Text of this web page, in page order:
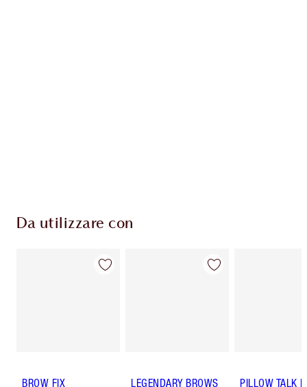
Da utilizzare con
BROW FIX
LEGENDARY BROWS
PILLOW TALK